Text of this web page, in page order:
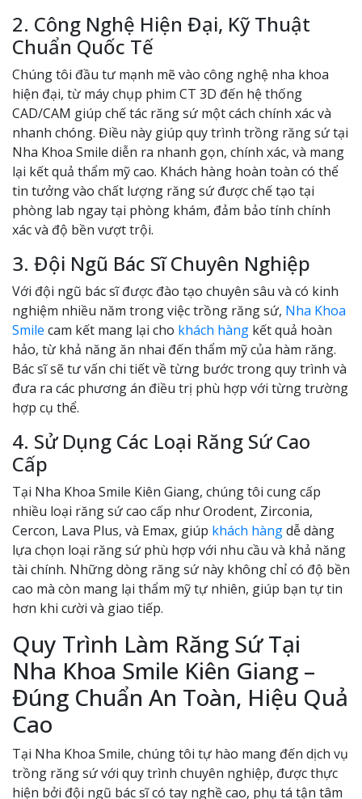
2. Công Nghệ Hiện Đại, Kỹ Thuật
Chuẩn Quốc Tế
Chúng tôi đầu tư mạnh mẽ vào công nghệ nha khoa
hiện đại, từ máy chụp phim CT 3D đến hệ thống
CAD/CAM giúp chế tác răng sứ một cách chính xác và
nhanh chóng. Điều này giúp quy trình trồng răng sứ tại
Nha Khoa Smile diễn ra nhanh gọn, chính xác, và mang
lại kết quả thẩm mỹ cao. Khách hàng hoàn toàn có thể
tin tưởng vào chất lượng răng sứ được chế tạo tại
phòng lab ngay tại phòng khám, đảm bảo tính chính
xác và độ bền vượt trội.
3. Đội Ngũ Bác Sĩ Chuyên Nghiệp
Với đội ngũ bác sĩ được đào tạo chuyên sâu và có kinh
nghiệm nhiều năm trong việc trồng răng sứ, Nha Khoa
Smile cam kết mang lại cho khách hàng kết quả hoàn
hảo, từ khả năng ăn nhai đến thẩm mỹ của hàm răng.
Bác sĩ sẽ tư vấn chi tiết về từng bước trong quy trình và
đưa ra các phương án điều trị phù hợp với từng trường
hợp cụ thể.
4. Sử Dụng Các Loại Răng Sứ Cao
Cấp
Tại Nha Khoa Smile Kiên Giang, chúng tôi cung cấp
nhiều loại răng sứ cao cấp như Orodent, Zirconia,
Cercon, Lava Plus, và Emax, giúp khách hàngdễ dàng
lựa chọn loại răng sứ phù hợp với nhu cầu và khả năng
tài chính. Những dòng răng sứ này không chỉ có độ bền
cao mà còn mang lại thẩm mỹ tự nhiên, giúp bạn tự tin
hơn khi cười và giao tiếp.
Quy Trình Làm Răng Sứ Tại
Nha Khoa Smile Kiên Giang –
Đúng Chuẩn An Toàn, Hiệu Quả
Cao
Tại Nha Khoa Smile, chúng tôi tự hào mang đến dịch vụ
trồng răng sứ với quy trình chuyên nghiệp, được thực
hiện bởi đội ngũ bác sĩ có tay nghề cao, phụ tá tận tâm